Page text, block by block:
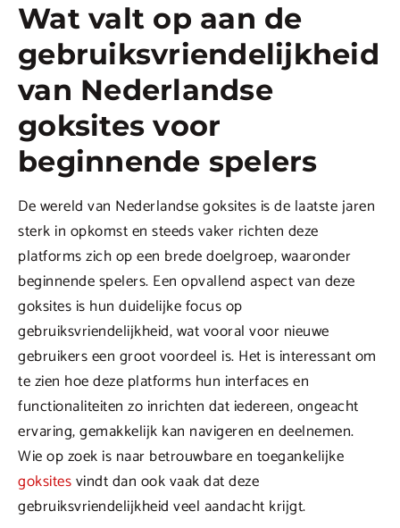
Wat valt op aan de
gebruiksvriendelijkheid
van Nederlandse
goksites voor
beginnende spelers
De wereld van Nederlandse goksites is de laatste jaren
sterk in opkomst en steeds vaker richten deze
platforms zich op een brede doelgroep, waaronder
beginnende spelers. Een opvallend aspect van deze
goksites is hun duidelijke focus op
gebruiksvriendelijkheid, wat vooral voor nieuwe
gebruikers een groot voordeel is. Het is interessant om
te zien hoe deze platforms hun interfaces en
functionaliteiten zo inrichten dat iedereen, ongeacht
ervaring, gemakkelijk kan navigeren en deelnemen.
Wie op zoek is naar betrouwbare en toegankelijke
goksitesvindt dan ook vaak dat deze
gebruiksvriendelijkheid veel aandacht krijgt.